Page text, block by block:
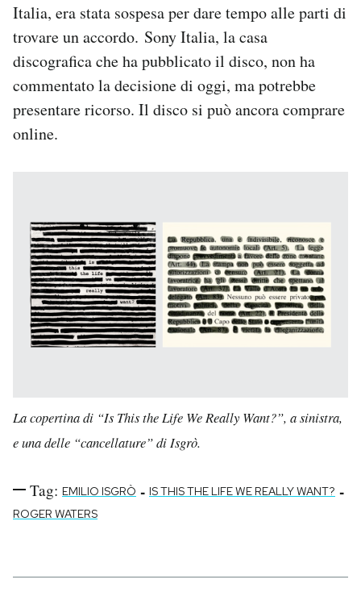
Hai bisogno di aiuto?
Esci
Italia, era stata sospesa per dare tempo alle parti di
trovare un accordo. Sony Italia, la casa
discografica che ha pubblicato il disco, non ha
commentato la decisione di oggi, ma potrebbe
presentare ricorso. Il disco si può ancora comprare
online.
La copertina di “Is This the Life We Really Want?”, a sinistra,
e una delle “cancellature” di Isgrò.
Tag: EMILIO ISGRÒ - IS THIS THE LIFE WE REALLY WANT? -
ROGER WATERS